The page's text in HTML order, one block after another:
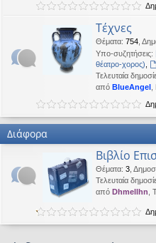
Τέχνες
Θέματα: 754
Υπο-συζητήσεις:
θέατρο-χορος)
Τελευταία
από BlueAngel
Διάφορα
Βιβλίο
Θέματα: 3
Τελευταία
από Dhmellhn ,